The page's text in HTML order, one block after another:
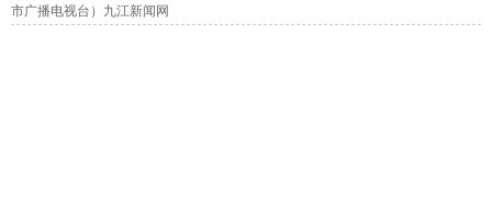
市广播电视台）九江新闻网